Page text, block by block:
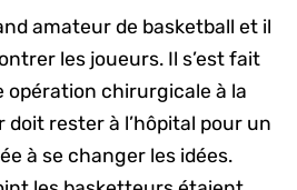
amateur de basketball et il
les joueurs. Il s’est fait
opération chirurgicale à la
rester à l’hôpital pour un
à se changer les idées.